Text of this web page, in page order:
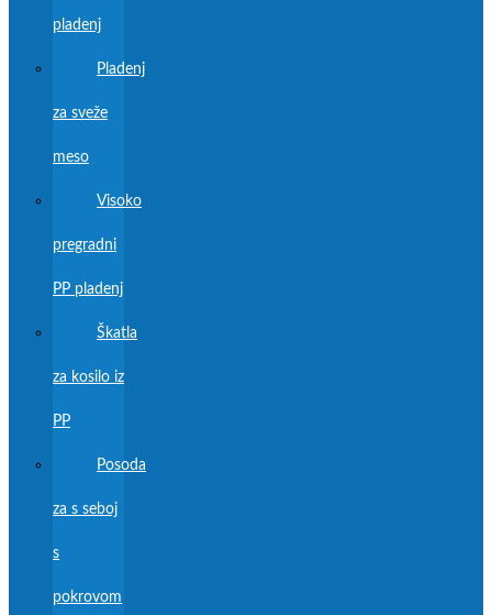
pladenj
Pladenj
za sveže
meso
Visoko
pregradni
PP pladenj
Škatla
za kosilo iz
PP
Posoda
za s seboj
s
pokrovom